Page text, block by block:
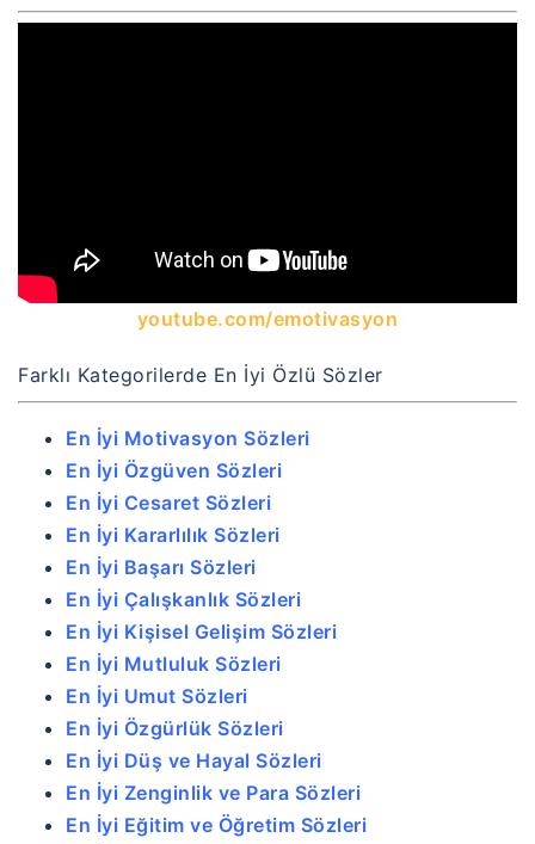
youtube.com/emotivasyon
Farklı Kategorilerde En İyi Özlü Sözler
En İyi Motivasyon Sözleri
En İyi Özgüven Sözleri
En İyi Cesaret Sözleri
En İyi Kararlılık Sözleri
En İyi Başarı Sözleri
En İyi Çalışkanlık Sözleri
En İyi Kişisel Gelişim Sözleri
En İyi Mutluluk Sözleri
En İyi Umut Sözleri
En İyi Özgürlük Sözleri
En İyi Düş ve Hayal Sözleri
En İyi Zenginlik ve Para Sözleri
En İyi Eğitim ve Öğretim Sözleri